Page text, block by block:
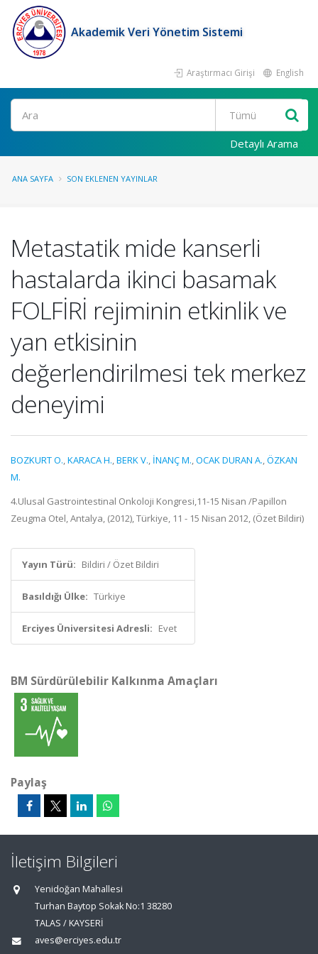
Akademik Veri Yönetim Sistemi
Araştırmacı Girişi English
Ara
Detaylı Arama
ANA SAYFA SON EKLENEN YAYINLAR
Metastatik mide kanserli
hastalarda ikinci basamak
FOLFİRİ rejiminin etkinlik ve
yan etkisinin
değerlendirilmesi tek merkez
deneyimi
BOZKURT O.,KARACA H.,BERK V., İNANÇ M.,OCAK DURAN A.,ÖZKAN
M.
4.Ulusal Gastrointestinal Onkoloji Kongresi,11-15 Nisan /Papillon
Zeugma Otel, Antalya, (2012), Türkiye, 11 - 15 Nisan 2012, (Özet Bildiri)
Yayın Türü: Bildiri / Özet Bildiri
Basıldığı Ülke: Türkiye
Erciyes Üniversitesi Adresli: Evet
BM Sürdürülebilir Kalkınma Amaçları
Paylaş
İletişim Bilgileri
Yenidoğan Mahallesi
Turhan Baytop Sokak No:1 38280
TALAS / KAYSERİ
aves@erciyes.edu.tr